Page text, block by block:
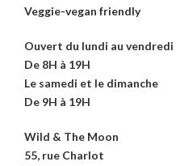
Veggie-vegan friendly
Ouvert du lundi au vendredi
De 8H à 19H
Le samedi et le dimanche
De 9H à 19H
Wild & The Moon
55, rue Charlot